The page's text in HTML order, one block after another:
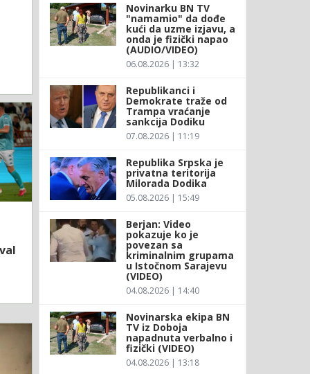
Novinarku BN TV
"namamio" da dođe
kući da uzme izjavu, a
onda je fizički napao
(AUDIO/VIDEO)
06.08.2026 | 13:32
Republikanci i
Demokrate traže od
Trampa vraćanje
sankcija Dodiku
07.08.2026 | 11:19
Republika Srpska je
privatna teritorija
Milorada Dodika
05.08.2026 | 15:49
Berjan: Video
pokazuje ko je
povezan sa
kriminalnim grupama
u Istočnom Sarajevu
(VIDEO)
04.08.2026 | 14:40
Novinarska ekipa BN
TV iz Doboja
napadnuta verbalno i
fizički (VIDEO)
04.08.2026 | 13:18